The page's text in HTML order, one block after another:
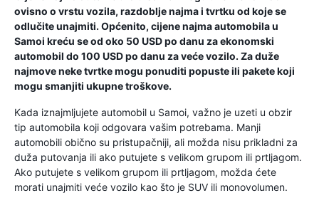
ovisno o vrstu vozila, razdoblje najma i tvrtku od koje se
odlučite unajmiti. Općenito, cijene najma automobila u
Samoi kreću se od oko 50 USD po danu za ekonomski
automobil do 100 USD po danu za veće vozilo. Za duže
najmove neke tvrtke mogu ponuditi popuste ili pakete koji
mogu smanjiti ukupne troškove.
Kada iznajmljujete automobil u Samoi, važno je uzeti u obzir
tip automobila koji odgovara vašim potrebama. Manji
automobili obično su pristupačniji, ali možda nisu prikladni za
duža putovanja ili ako putujete s velikom grupom ili prtljagom.
Ako putujete s velikom grupom ili prtljagom, možda ćete
morati unajmiti veće vozilo kao što je SUV ili monovolumen.